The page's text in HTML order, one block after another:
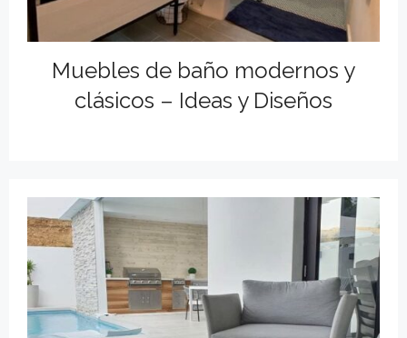
Muebles de baño modernos y
clásicos – Ideas y Diseños